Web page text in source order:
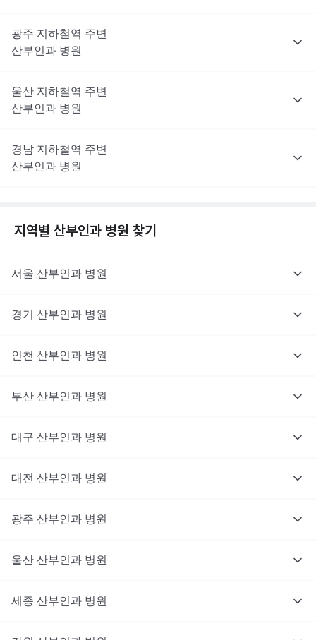
광주 지하철역 주변
산부인과 병원
울산 지하철역 주변
산부인과 병원
경남 지하철역 주변
산부인과 병원
지역별 산부인과 병원 찾기
서울 산부인과 병원
경기 산부인과 병원
인천 산부인과 병원
부산 산부인과 병원
대구 산부인과 병원
대전 산부인과 병원
광주 산부인과 병원
울산 산부인과 병원
세종 산부인과 병원